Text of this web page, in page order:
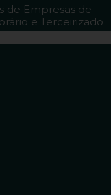
de Empresas de
e Terceirizado